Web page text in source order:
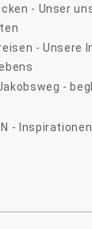
- Unser
- Unsere
-
-